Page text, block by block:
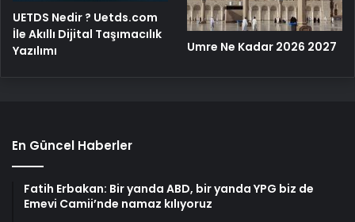
UETDS Nedir ? Uetds.com
İle Akıllı Dijital Taşımacılık
Yazılımı
Umre Ne Kadar 2026 2027
En Güncel Haberler
Fatih Erbakan: Bir yanda ABD, bir yanda YPG biz de
Emevi Camii’nde namaz kılıyoruz